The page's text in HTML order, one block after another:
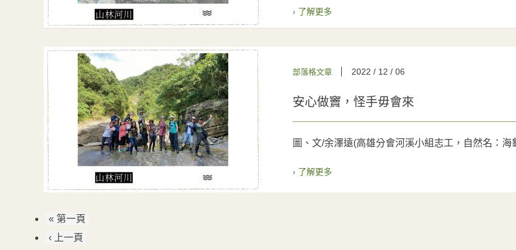
› 了解更多
部落格文章 2022 / 12 / 06
安心做竇，怪手毋會來
圖、文/余澤遠(高雄分會河溪小組志工，自然名
› 了解更多
« 第一頁
‹ 上一頁